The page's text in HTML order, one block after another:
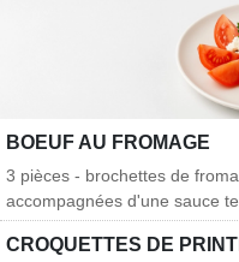
BOEUF AU FROMAGE
3 pièces - brochettes de
accompagnées d'une sauce
CROQUETTES DE